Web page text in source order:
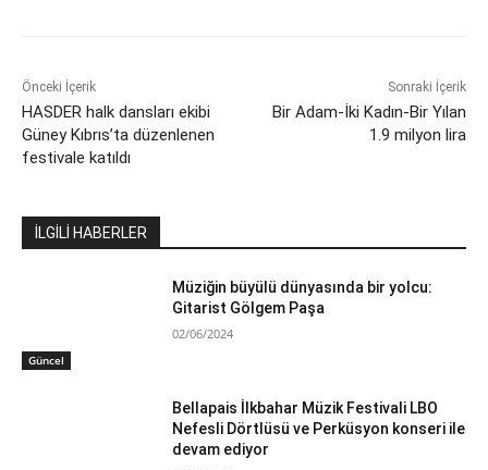
Önceki İçerik
HASDER halk dansları ekibi
Güney Kıbrıs’ta düzenlenen
festivale katıldı
Sonraki İçerik
Bir Adam-İki Kadın-Bir Yılan
1.9 milyon lira
İLGİLİ HABERLER
Güncel
Müziğin büyülü dünyasında bir yolcu:
Gitarist Gölgem Paşa
02/06/2024
Bellapais İlkbahar Müzik Festivali LBO
Nefesli Dörtlüsü ve Perküsyon konseri ile
devam ediyor